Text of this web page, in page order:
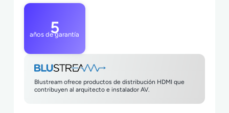
Blustream ofrece productos de distribución HDMI que
contribuyen al arquitecto e instalador AV.
5
años de garantía